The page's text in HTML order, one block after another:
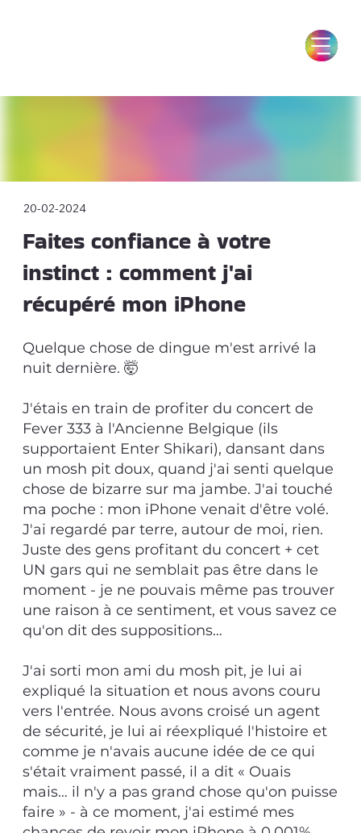
20-02-2024
Faites confiance à votre
instinct : comment j'ai
récupéré mon iPhone
Quelque chose de dingue m'est arrivé la
nuit dernière. 🤯
J'étais en train de profiter du concert de
Fever 333 à l'Ancienne Belgique (ils
supportaient Enter Shikari), dansant dans
un mosh pit doux, quand j'ai senti quelque
chose de bizarre sur ma jambe. J'ai touché
ma poche : mon iPhone venait d'être volé.
J'ai regardé par terre, autour de moi, rien.
Juste des gens profitant du concert + cet
UN gars qui ne semblait pas être dans le
moment - je ne pouvais même pas trouver
une raison à ce sentiment, et vous savez ce
qu'on dit des suppositions…
J'ai sorti mon ami du mosh pit, je lui ai
expliqué la situation et nous avons couru
vers l'entrée. Nous avons croisé un agent
de sécurité, je lui ai réexpliqué l'histoire et
comme je n'avais aucune idée de ce qui
s'était vraiment passé, il a dit « Ouais
mais… il n'y a pas grand chose qu'on puisse
faire » - à ce moment, j'ai estimé mes